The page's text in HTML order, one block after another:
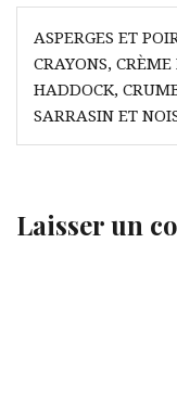
Navigation
de
l’article
ASPERGES ET
CRAYONS, CRÈME
HADDOCK,
SARRASIN ET
Laisser un